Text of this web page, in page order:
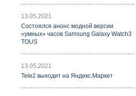
13.05.2021
Состоялся анонс модной версии
«умных» часов Samsung Galaxy Watch3
TOUS
13.05.2021
Tele2 выходит на Яндекс.Маркет